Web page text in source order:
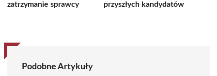
zatrzymanie sprawcy
przyszłych kandydatów
Podobne Artykuły